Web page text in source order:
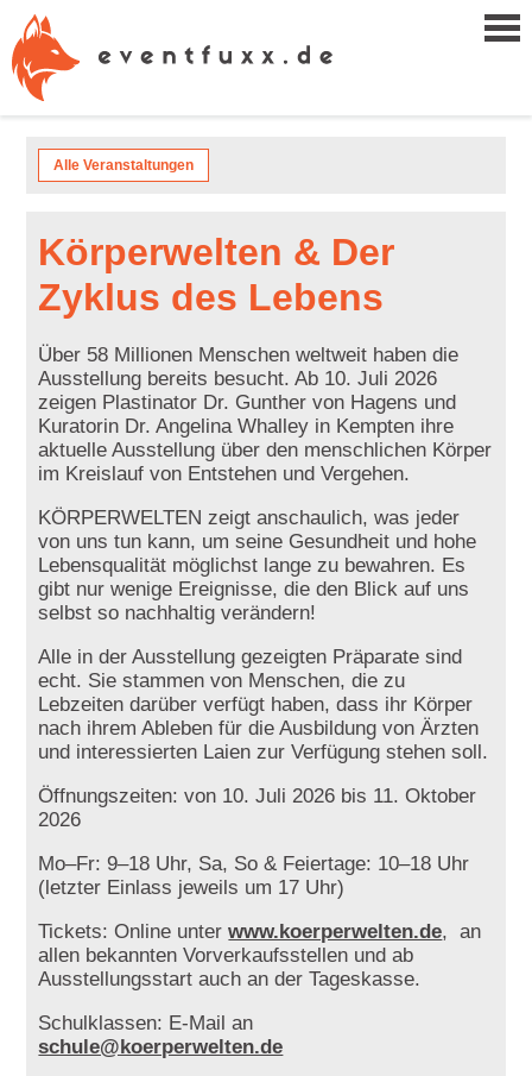
Alle Veranstaltungen
Körperwelten & Der
Zyklus des Lebens
Über 58 Millionen Menschen weltweit haben die
Ausstellung bereits besucht. Ab 10. Juli 2026
zeigen Plastinator Dr. Gunther von Hagens und
Kuratorin Dr. Angelina Whalley in Kempten ihre
aktuelle Ausstellung über den menschlichen Körper
im Kreislauf von Entstehen und Vergehen.
KÖRPERWELTEN zeigt anschaulich, was jeder
von uns tun kann, um seine Gesundheit und hohe
Lebensqualität möglichst lange zu bewahren. Es
gibt nur wenige Ereignisse, die den Blick auf uns
selbst so nachhaltig verändern!
Alle in der Ausstellung gezeigten Präparate sind
echt. Sie stammen von Menschen, die zu
Lebzeiten darüber verfügt haben, dass ihr Körper
nach ihrem Ableben für die Ausbildung von Ärzten
und interessierten Laien zur Verfügung stehen soll.
Öffnungszeiten: von 10. Juli 2026 bis 11. Oktober
2026
Mo–Fr: 9–18 Uhr, Sa, So & Feiertage: 10–18 Uhr
(letzter Einlass jeweils um 17 Uhr)
Tickets: Online unterwww.koerperwelten.de, an
allen bekannten Vorverkaufsstellen und ab
Ausstellungsstart auch an der Tageskasse.
Schulklassen: E-Mail an
schule@koerperwelten.de